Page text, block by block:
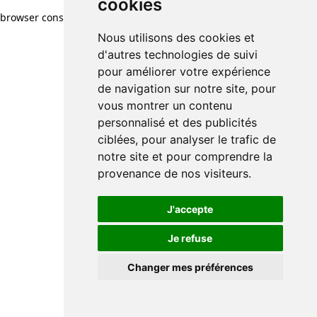
cookies
Nous utilisons des cookies et
d'autres technologies de suivi
pour améliorer votre expérience
de navigation sur notre site, pour
vous montrer un contenu
personnalisé et des publicités
ciblées, pour analyser le trafic de
notre site et pour comprendre la
provenance de nos visiteurs.
J'accepte
Je refuse
Changer mes préférences
browser console for more information)